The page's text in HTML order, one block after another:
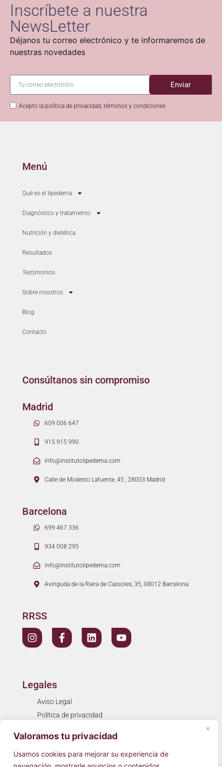
Valoramos tu privacidad
Usamos cookies para mejorar su experiencia de
Inscríbete a nuestra
NewsLetter
Déjanos tu correo electrónico y te informaremos de
nuestras novedades
Acepto la política de privacidad, términos y condiciones
Enviar
Menú
Qué es el lipedema
Diagnóstico y tratamiento
Nutrición y dietética
Resultados
Testimonios
Sobre nosotros
Blog
Contacto
Consúltanos sin compromiso
Madrid
609 006 647
915 915 990
info@institutolipedema.com
Calle de Modesto Lafuente, 45 , 28003 Madrid
Barcelona
699 467 336
934 008 295
info@institutolipedema.com
Avinguda de la Riera de Cassoles, 35, 08012 Barcelona
RRSS
Legales
Aviso Legal
Política de privacidad
Resolución de litigios